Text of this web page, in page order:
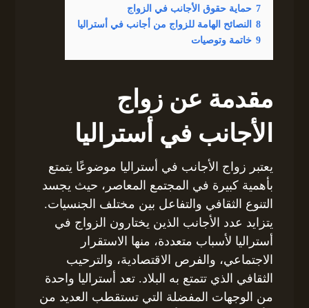
7 حماية حقوق الأجانب في الزواج
8
النصائح الهامة للزواج من أجانب في أستراليا
9 خاتمة وتوصيات
مقدمة عن زواج
الأجانب في أستراليا
يعتبر زواج الأجانب في أستراليا موضوعًا يتمتع
بأهمية كبيرة في المجتمع المعاصر، حيث يجسد
التنوع الثقافي والتفاعل بين مختلف الجنسيات.
يتزايد عدد الأجانب الذين يختارون الزواج في
أستراليا لأسباب متعددة، منها الاستقرار
الاجتماعي، والفرص الاقتصادية، والترحيب
الثقافي الذي تتمتع به البلاد. تعد أستراليا واحدة
من الوجهات المفضلة التي تستقطب العديد من